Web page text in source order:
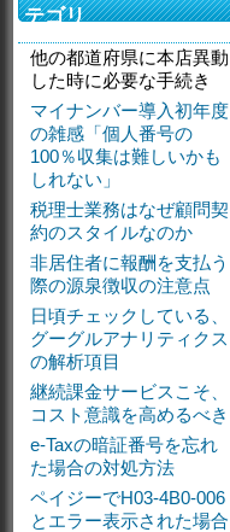
テゴリ
他の都道府県に本店異動
した時に必要な手続き
マイナンバー導入初年度
の雑感「個人番号の
100％収集は難しいかも
しれない」
税理士業務はなぜ顧問契
約のスタイルなのか
非居住者に報酬を支払う
際の源泉徴収の注意点
日頃チェックしている、
グーグルアナリティクス
の解析項目
継続課金サービスこそ、
コスト意識を高めるべき
e-Taxの暗証番号を忘れ
た場合の対処方法
ペイジーでH03-4B0-006
とエラー表示された場合